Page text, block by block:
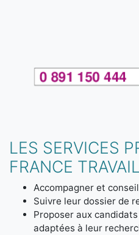
LES SERVICES
FRANCE TRAVAIL
Accompagner et
Suivre leur dossier de
Proposer aux
adaptées à leur